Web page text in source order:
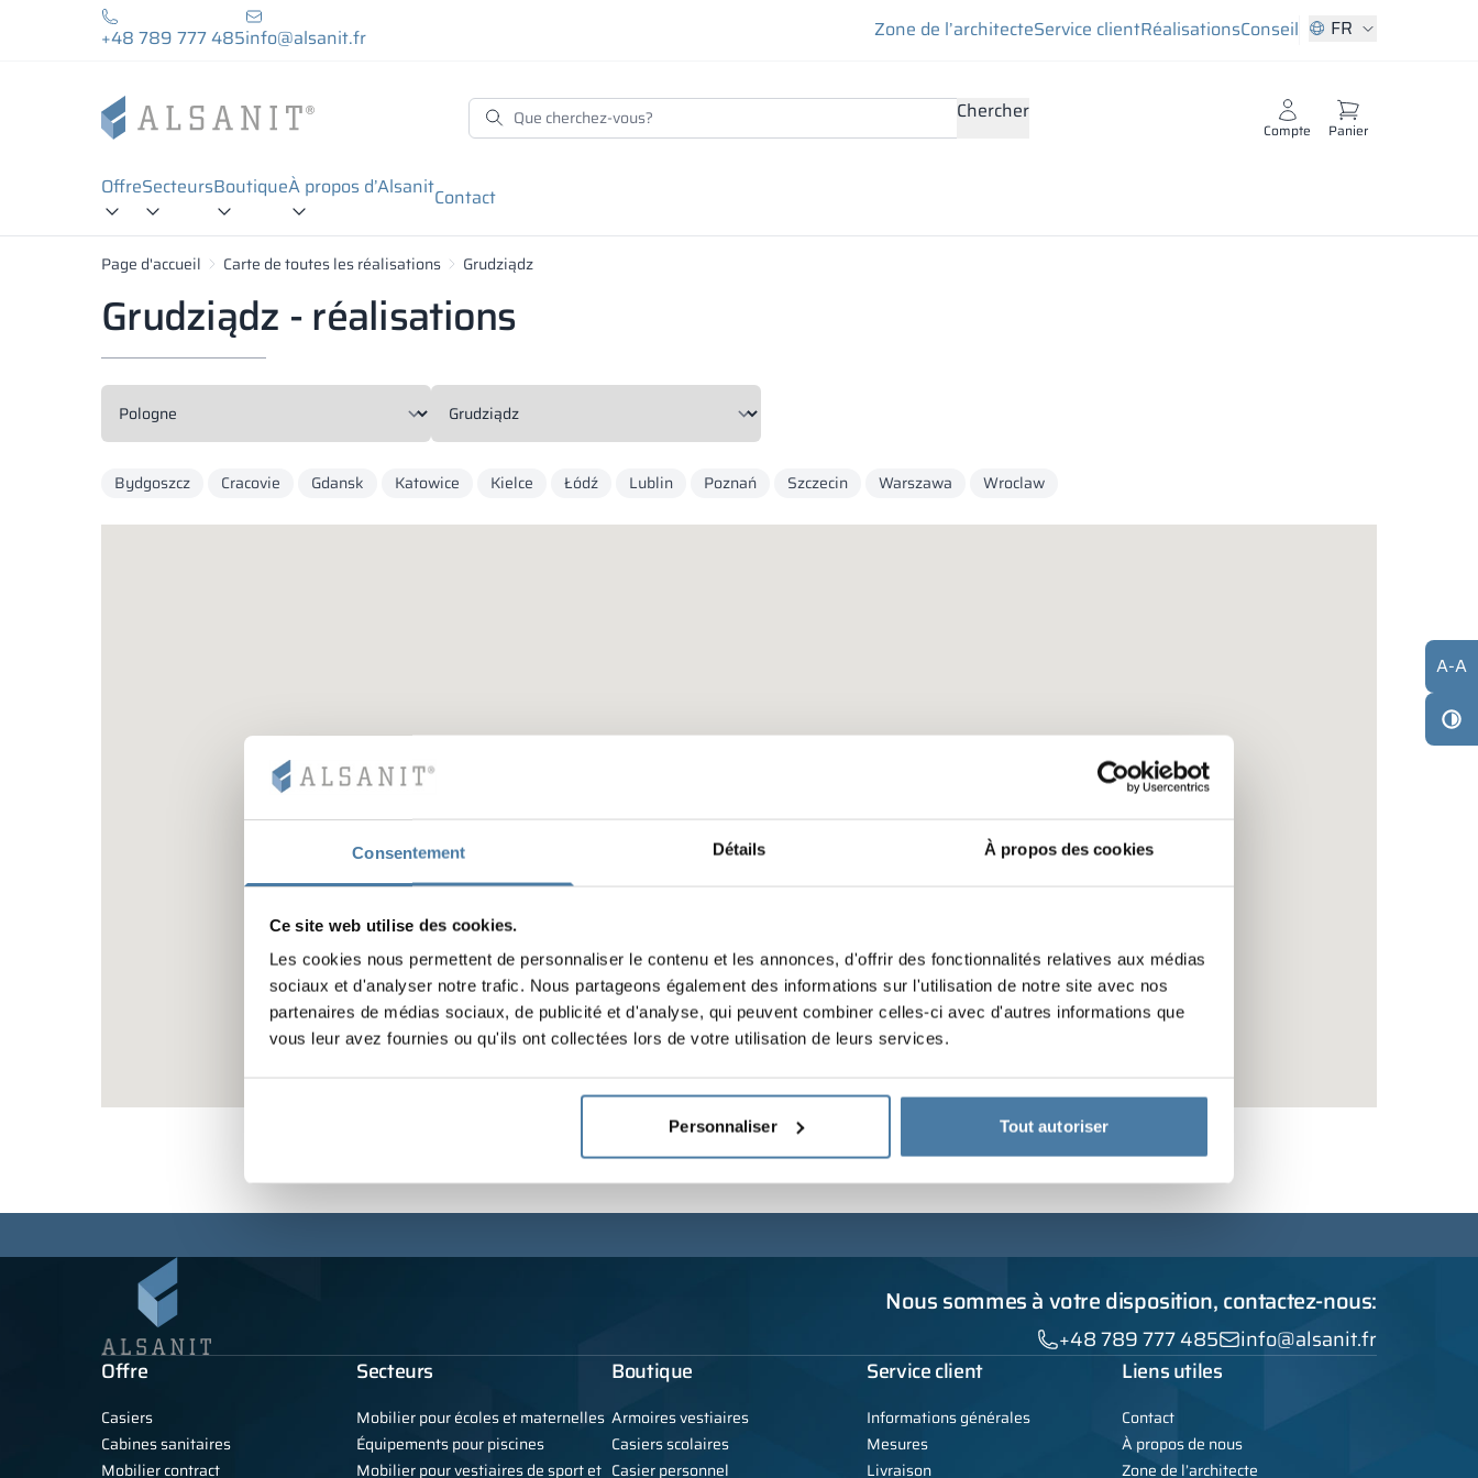
Consentement Détails À propos des cookies
Ce site web utilise des cookies.
Les cookies nous permettent de personnaliser le contenu et les annonces, d'offrir des fonctionnalités relatives aux médias
sociaux et d'analyser notre trafic. Nous partageons également des informations sur l'utilisation de notre site avec nos
partenaires de médias sociaux, de publicité et d'analyse, qui peuvent combiner celles-ci avec d'autres informations que
vous leur avez fournies ou qu'ils ont collectées lors de votre utilisation de leurs services.
Personnaliser Tout autoriser
+48 789 777 485info@alsanit.fr Zone de l’architecteService clientRéalisationsConseil FR
Chercher
Compte Panier
OffreSecteursBoutiqueÀ propos d’AlsanitContact
Page d'accueil Carte de toutes les réalisations Grudziądz
Grudziądz - réalisations
Bydgoszcz Cracovie Gdansk Katowice Kielce Łódź Lublin Poznań Szczecin Warszawa Wroclaw
Nous sommes à votre disposition, contactez-nous:
+48 789 777 485
info@alsanit.fr
Offre
Casiers
Cabines sanitaires
Mobilier contract
Secteurs
Mobilier pour écoles et maternelles
Équipements pour piscines
Mobilier pour vestiaires de sport et
Boutique
Armoires vestiaires
Casiers scolaires
Casier personnel
Service client
Informations générales
Mesures
Livraison
Liens utiles
Contact
À propos de nous
Zone de l’architecte
A-A